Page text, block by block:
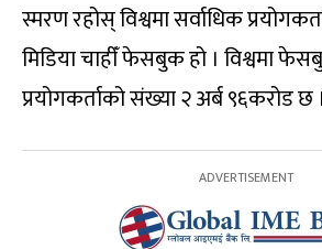
स्मरण रहोस् विश्वमा सर्वाधिक
मिडिया चाहीँ फेसबुक हो । विश्वमा
प्रयोगकर्ताको संख्या २ अर्ब ९६करोड छ ।